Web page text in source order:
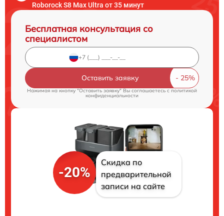
Roborock S8 Max Ultra от 35 минут
Бесплатная консультация со
специалистом
Оставить заявку
Нажимая на кнопку "Оставить заявку" Вы соглашаетесь cполитикой
конфиденциальности
-20%
Скидка по
предварительной
записи на сайте